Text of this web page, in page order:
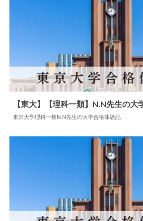
【東大】【理科一類】N.N先生の大
東京大学理科一類N.N先生の大学合格体験記